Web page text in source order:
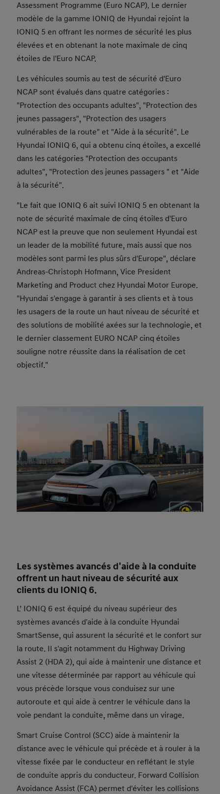
Assessment Programme (Euro NCAP). Le dernier
modèle de la gamme IONIQ de Hyundai rejoint la
IONIQ 5 en offrant les normes de sécurité les plus
élevées et en obtenant la note maximale de cinq
étoiles de l'Euro NCAP.
Les véhicules soumis au test de sécurité d'Euro
NCAP sont évalués dans quatre catégories :
"Protection des occupants adultes", "Protection des
jeunes passagers", "Protection des usagers
vulnérables de la route" et "Aide à la sécurité". Le
Hyundai IONIQ 6, qui a obtenu cinq étoiles, a excellé
dans les catégories "Protection des occupants
adultes", "Protection des jeunes passagers " et "Aide
à la sécurité".
"Le fait que IONIQ 6 ait suivi IONIQ 5 en obtenant la
note de sécurité maximale de cinq étoiles d'Euro
NCAP est la preuve que non seulement Hyundai est
un leader de la mobilité future, mais aussi que nos
modèles sont parmi les plus sûrs d'Europe", déclare
Andreas-Christoph Hofmann, Vice President
Marketing and Product chez Hyundai Motor Europe.
"Hyundai s'engage à garantir à ses clients et à tous
les usagers de la route un haut niveau de sécurité et
des solutions de mobilité axées sur la technologie, et
le dernier classement EURO NCAP cinq étoiles
souligne notre réussite dans la réalisation de cet
objectif."
Les systèmes avancés d'aide à la conduite
offrent un haut niveau de sécurité aux
clients du IONIQ 6.
L’ IONIQ 6 est équipé du niveau supérieur des
systèmes avancés d'aide à la conduite Hyundai
SmartSense, qui assurent la sécurité et le confort sur
la route. Il s'agit notamment du Highway Driving
Assist 2 (HDA 2), qui aide à maintenir une distance et
une vitesse déterminée par rapport au véhicule qui
vous précède lorsque vous conduisez sur une
autoroute et qui aide à centrer le véhicule dans la
voie pendant la conduite, même dans un virage.
Smart Cruise Control (SCC) aide à maintenir la
distance avec le véhicule qui précède et à rouler à la
vitesse fixée par le conducteur en reflétant le style
de conduite appris du conducteur. Forward Collision
Avoidance Assist (FCA) permet d'éviter les collisions